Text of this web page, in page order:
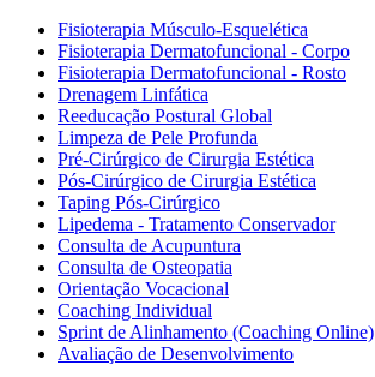
Fisioterapia Músculo-Esquelética
Fisioterapia Dermatofuncional - Corpo
Fisioterapia Dermatofuncional - Rosto
Drenagem Linfática
Reeducação Postural Global
Limpeza de Pele Profunda
Pré-Cirúrgico de Cirurgia Estética
Pós-Cirúrgico de Cirurgia Estética
Taping Pós-Cirúrgico
Lipedema - Tratamento Conservador
Consulta de Acupuntura
Consulta de Osteopatia
Orientação Vocacional
Coaching Individual
Sprint de Alinhamento (Coaching Online)
Avaliação de Desenvolvimento